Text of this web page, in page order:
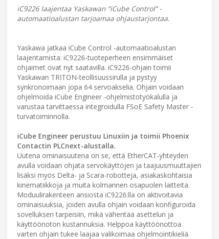
iC9226 laajentaa Yaskawan ”iCube Control” -
automaatioalustan tarjoamaa ohjaustarjontaa.
Yaskawa jatkaa iCube Control -automaatioalustan
laajentamista: iC9226-tuoteperheen ensimmäiset
ohjaimet ovat nyt saatavilla. iC9226-ohjain toimii
Yaskawan TRITON-teollisuussirulla ja pystyy
synkronoimaan jopa 64 servoakselia. Ohjain voidaan
ohjelmoida iCube Engineer -ohjelmistotyökalulla ja
varustaa tarvittaessa integroidulla FSoE Safety Master -
turvatoiminnolla.
iCube Engineer perustuu Linuxiin ja toimii Phoenix
Contactin PLCnext-alustalla.
Uutena ominaisuutena on se, että EtherCAT-yhteyden
avulla voidaan ohjata servokäyttöjen ja taajuusmuuttajien
lisäksi myös Delta- ja Scara-robotteja, asiakaskohtaisia
kinematiikkoja ja muita kolmannen osapuolen laitteita.
Moduulirakenteen ansiosta iC9226:lla on aktivoitavia
ominaisuuksia, joiden avulla ohjain voidaan konfiguroida
sovelluksen tarpeisiin, mikä vähentää asettelun ja
käyttöönoton kustannuksia. Helppoa käyttöönottoa
varten ohjain tukee laajaa valikoimaa ohjelmointikieliä.